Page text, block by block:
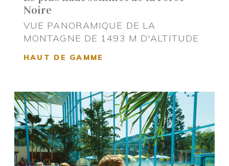
Noire
VUE PANORAMIQUE DE LA
MONTAGNE DE 1493 M D'ALTITUDE
HAUT DE GAMME